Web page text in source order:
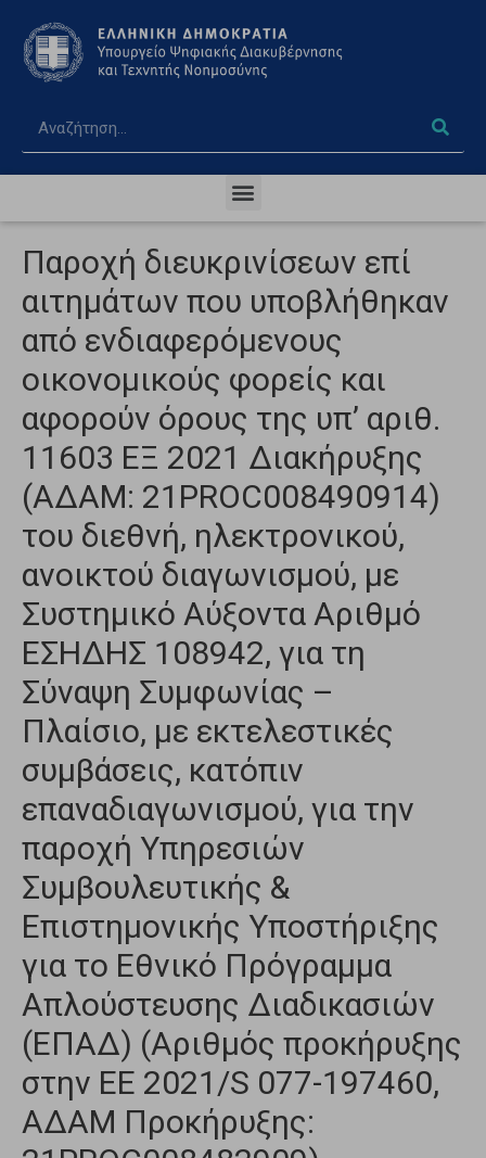
Παροχή διευκρινίσεων επί
αιτημάτων που υποβλήθηκαν
από ενδιαφερόμενους
οικονομικούς φορείς και
αφορούν όρους της υπ’ αριθ.
11603 ΕΞ 2021 Διακήρυξης
(ΑΔΑΜ: 21PROC008490914)
του διεθνή, ηλεκτρονικού,
ανοικτού διαγωνισμού, με
Συστημικό Αύξοντα Αριθμό
ΕΣΗΔΗΣ 108942, για τη
Σύναψη Συμφωνίας –
Πλαίσιο, με εκτελεστικές
συμβάσεις, κατόπιν
επαναδιαγωνισμού, για την
παροχή Υπηρεσιών
Συμβουλευτικής &
Επιστημονικής Υποστήριξης
για το Εθνικό Πρόγραμμα
Απλούστευσης Διαδικασιών
(ΕΠΑΔ) (Αριθμός προκήρυξης
στην ΕΕ 2021/S 077-197460,
ΑΔΑΜ Προκήρυξης: